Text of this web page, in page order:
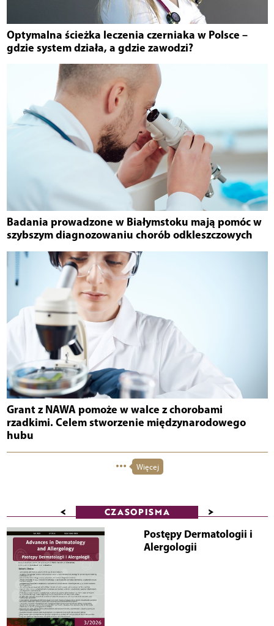
Optymalna ścieżka leczenia czerniaka w Polsce –
gdzie system działa, a gdzie zawodzi?
Badania prowadzone w Białymstoku mają pomóc w
szybszym diagnozowaniu chorób odkleszczowych
Grant z NAWA pomoże w walce z chorobami
rzadkimi. Celem stworzenie międzynarodowego
hubu
Więcej
< CZASOPISMA >
Postępy Dermatologii i
Alergologii